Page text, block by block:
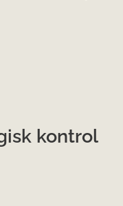
kontrol